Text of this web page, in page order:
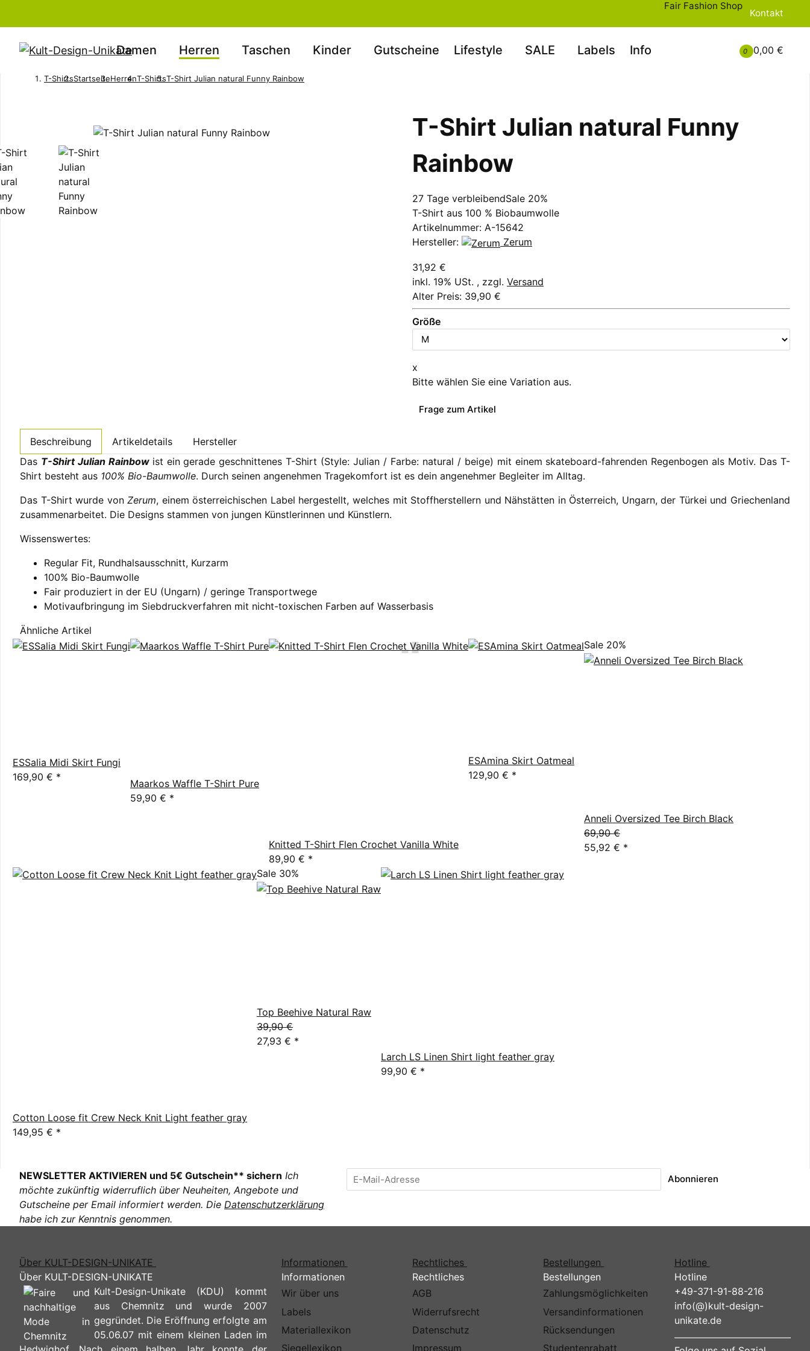
Kontakt
Fair Fashion Shop
0 0,00 €
Damen Herren Taschen Kinder Gutscheine Lifestyle SALE Labels Info
T-ShirtsStartseiteHerrenT-ShirtsT-Shirt Julian natural Funny Rainbow
T-Shirt Julian natural Funny
Rainbow
27 Tage verbleibendSale 20%
T-Shirt aus 100 % Biobaumwolle
Artikelnummer: A-15642
Hersteller:
Zerum
31,92 €
inkl. 19% USt. , zzgl. Versand
Alter Preis: 39,90 €
Größe
x
Bitte wählen Sie eine Variation aus.
Frage zum Artikel
Beschreibung Artikeldetails
Hersteller
Das T-Shirt Julian Rainbow ist ein gerade geschnittenes T-Shirt (Style: Julian / Farbe: natural / beige) mit einem skateboard-fahrenden Regenbogen als Motiv. Das T-
Shirt besteht aus 100% Bio-Baumwolle. Durch seinen angenehmen Tragekomfort ist es dein angenehmer Begleiter im Alltag.
Das T-Shirt wurde vonZerum, einem österreichischen Label hergestellt, welches mit Stoffherstellern und Nähstätten in Österreich, Ungarn, der Türkei und Griechenland
zusammenarbeitet. Die Designs stammen von jungen Künstlerinnen und Künstlern.
Wissenswertes:
Regular Fit, Rundhalsausschnitt, Kurzarm
100% Bio-Baumwolle
Fair produziert in der EU (Ungarn) / geringe Transportwege
Motivaufbringung im Siebdruckverfahren mit nicht-toxischen Farben auf Wasserbasis
Ähnliche Artikel
ESSalia Midi Skirt Fungi
169,90 € *
Maarkos Waffle T-Shirt Pure
59,90 € *
Knitted T-Shirt Flen Crochet Vanilla White
89,90 € *
ESAmina Skirt Oatmeal
129,90 € *
Sale 20%
Anneli Oversized Tee Birch Black
69,90 €
55,92 € *
Cotton Loose fit Crew Neck Knit Light feather gray
149,95 € *
Sale 30%
Top Beehive Natural Raw
39,90 €
27,93 € *
Larch LS Linen Shirt light feather gray
99,90 € *
NEWSLETTER AKTIVIEREN und 5€ Gutschein** sichern Ich
möchte zukünftig widerruflich über Neuheiten, Angebote und
Gutscheine per Email informiert werden. Die Datenschutzerklärung
habe ich zur Kenntnis genommen.
Abonnieren
Über KULT-DESIGN-UNIKATE
Über KULT-DESIGN-UNIKATE
Kult-Design-Unikate (KDU) kommt
aus Chemnitz und wurde 2007
gegründet. Die Eröffnung erfolgte am
05.06.07 mit einem kleinen Laden im
Informationen
Informationen
Wir über uns
Labels
Materiallexikon
Siegellexikon
Rechtliches
Rechtliches
AGB
Widerrufsrecht
Datenschutz
Impressum
Bestellungen
Bestellungen
Zahlungsmöglichkeiten
Versandinformationen
Rücksendungen
Studentenrabatt
Hotline
Hotline
+49-371-91-88-216
info(@)kult-design-
unikate.de